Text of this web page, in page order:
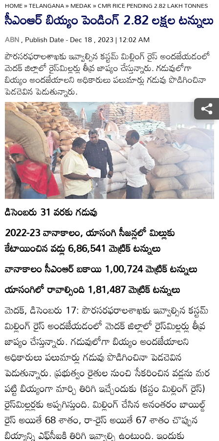
HOME»TELANGANA»MEDAK»CMR RICE PENDING 2.82 LAKH TONNES
సీఎంఆర్‌ బియ్యం పెండింగ్‌ 2.82 లక్షల టన్నులు
ABN, Publish Date - Dec 18 , 2023 | 12:02 AM
పౌరసరఫరాలశాఖకు ఇవ్వాల్సిన కస్టమ్‌ మిల్లింగ్‌ రైస్‌ అందజేయడంలో
మెదక్‌ జిల్లాలో రైస్‌మిల్లర్లు తీవ్ర జాప్యం చేస్తున్నారు. గడువులోగా
బియ్యం అందజేయాలని అధికారులు పలుమార్లు గడువు పొడిగించినా
పెడచెవిన పెడుతున్నారు.
డిసెంబరు 31 వరకు గడువు
2022-23 వానాకాలం, యాసంగి సీజన్లలో మిల్లుకు
కేటాయించిన వడ్లు 6,86,541 మెట్రిక్‌ టన్నులు
వానాకాలం సీఎంఆర్‌ బకాయి 1,00,724 మెట్రిక్‌ టన్నులు
యాసంగిలో రావాల్సింది 1,81,487 మెట్రిక్‌ టన్నులు
మెదక్‌, డిసెంబరు 17: పౌరసరఫరాలశాఖకు ఇవ్వాల్సిన కస్టమ్‌
మిల్లింగ్‌ రైస్‌ అందజేయడంలో మెదక్‌ జిల్లాలో రైస్‌మిల్లర్లు తీవ్ర
జాప్యం చేస్తున్నారు. గడువులోగా బియ్యం అందజేయాలని
అధికారులు పలుమార్లు గడువు పొడిగించినా పెడచెవిన
పెడుతున్నారు. ప్రభుత్వం రైతుల నుంచి సేకరించిన వడ్లను మర
పట్టి బియ్యంగా మార్చి తిరిగి ఇచ్చేందుకు (కస్టం మిల్లింగ్‌ రైస్‌)
రైస్‌మిల్లర్లకు అప్పగిస్తుంది. మిల్లింగ్‌ చేసిన అనంతరం బాయిల్డ్‌
రైస్‌ అయితే 68 శాతం, రా-రైస్‌ అయితే 67 శాతం చొప్పున
బియ్యాన్ని ఎఫ్‌సీఐకి తిరిగి ఇవ్వాల్సి ఉంటుంది. ఇందుకు